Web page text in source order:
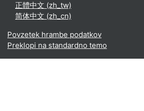
正體中文 ‎(zh_tw)‎
简体中文 ‎(zh_cn)‎
Povzetek hrambe podatkov
Preklopi na standardno temo